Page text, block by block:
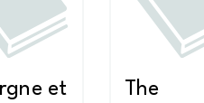
et
The